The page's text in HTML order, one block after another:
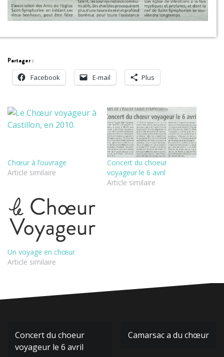
Partager :
Facebook
E-mail Plus
Chœur à l’ouvrage
Article similaire
Concert du choeur
voyageur le 6 avril
Article similaire
Un voyage en chœur
Article similaire
Navigation
de
Concert du choeur
voyageur le 6 avril
Camarsac a du chœur